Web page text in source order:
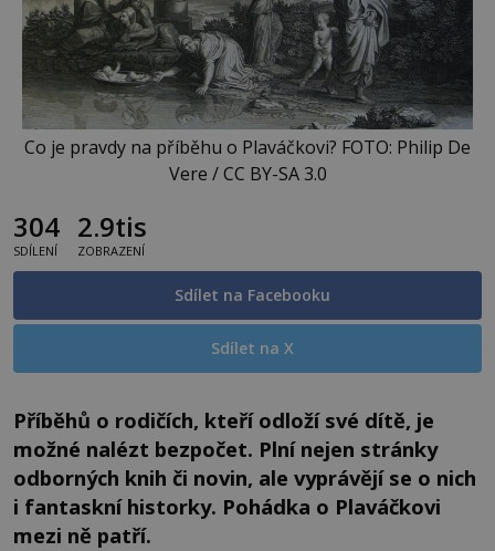
Co je pravdy na příběhu o Plaváčkovi? FOTO: Philip De
Vere / CC BY-SA 3.0
304
SDÍLENÍ
2.9tis
ZOBRAZENÍ
Sdílet na Facebooku
Sdílet na X
Příběhů o rodičích, kteří odloží své dítě, je
možné nalézt bezpočet. Plní nejen stránky
odborných knih či novin, ale vyprávějí se o nich
i fantaskní historky. Pohádka o Plaváčkovi
mezi ně patří.